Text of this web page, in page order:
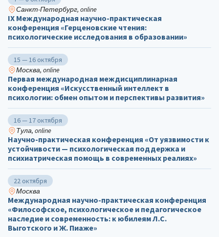
Санкт-Петербург, online
IX Международная научно-практическая
конференция «Герценовские чтения:
психологические исследования в образовании»
15 — 16 октября
Москва, online
Первая международная междисциплинарная
конференция «Искусственный интеллект в
психологии: обмен опытом и перспективы развития»
16 — 17 октября
Тула, online
Научно-практическая конференция «От уязвимости к
устойчивости — психологическая поддержка и
психиатрическая помощь в современных реалиях»
22 октября
Москва
Международная научно-практическая конференция
«Философское, психологическое и педагогическое
наследие и современность: к юбилеям Л.С.
Выготского и Ж. Пиаже»